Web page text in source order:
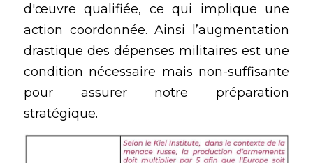
d'œuvre qualifiée, ce qui implique une
action coordonnée. Ainsi l’augmentation
drastique des dépenses militaires est une
condition nécessaire mais non-suffisante
pour assurer notre préparation
stratégique.